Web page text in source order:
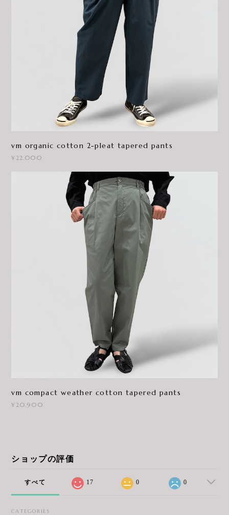
vm organic cotton 2-pleat tapered pants
¥22,000
vm compact weather cotton tapered pants
¥20,900
ショップの評価
すべて 17 0 0
CATEGORIES